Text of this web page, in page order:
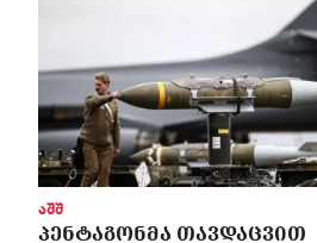
აშშ
ᲞᲔᲜᲢᲐᲒᲝᲜᲛᲐ ᲗᲐᲕᲓᲐᲪᲕᲘᲗ